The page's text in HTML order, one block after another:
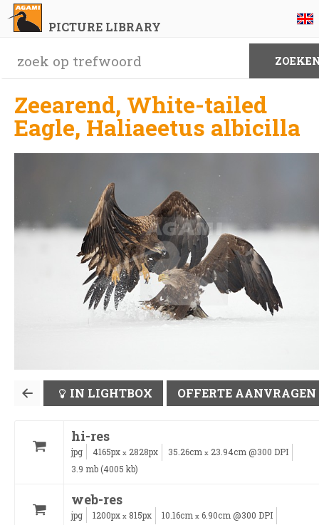
PICTURE LIBRARY
Zeearend, White-tailed
Eagle, Haliaeetus albicilla
IN LIGHTBOX OFFERTE AANVRAGEN
hi-res
jpg 4165px x 2828px 35.26cm x 23.94cm @300 DPI
3.9 mb (4005 kb)
web-res
jpg 1200px x 815px 10.16cm x 6.90cm @300 DPI